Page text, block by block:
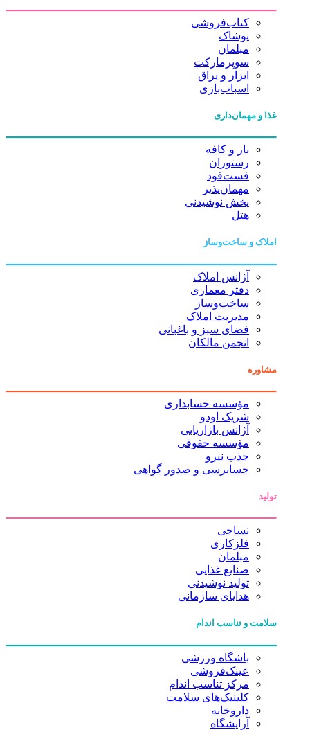
کتاب‌فروشی
پوشاک
مبلمان
سوپرمارکت
ابزار و یراق
اسباب‌بازی
غذا و مهمان‌داری
بار و کافه
رستوران
فست‌فود
مهمان‌پذیر
پخش نوشیدنی
هتل
املاک و ساخت‌وساز
آژانس املاک
دفتر معماری
ساخت‌وساز
مدیریت املاک
فضای سبز و باغبانی
انجمن مالکان
مشاوره
مؤسسه حسابداری
شریک اودو
آژانس بازاریابی
مؤسسه حقوقی
جذب نیرو
حسابرسی و صدور گواهی
تولید
نساجی
فلزکاری
مبلمان
صنایع غذایی
تولید نوشیدنی
هدایای سازمانی
سلامت و تناسب اندام
باشگاه ورزشی
عینک‌فروشی
مرکز تناسب اندام
کلینیک‌های سلامت
داروخانه
آرایشگاه